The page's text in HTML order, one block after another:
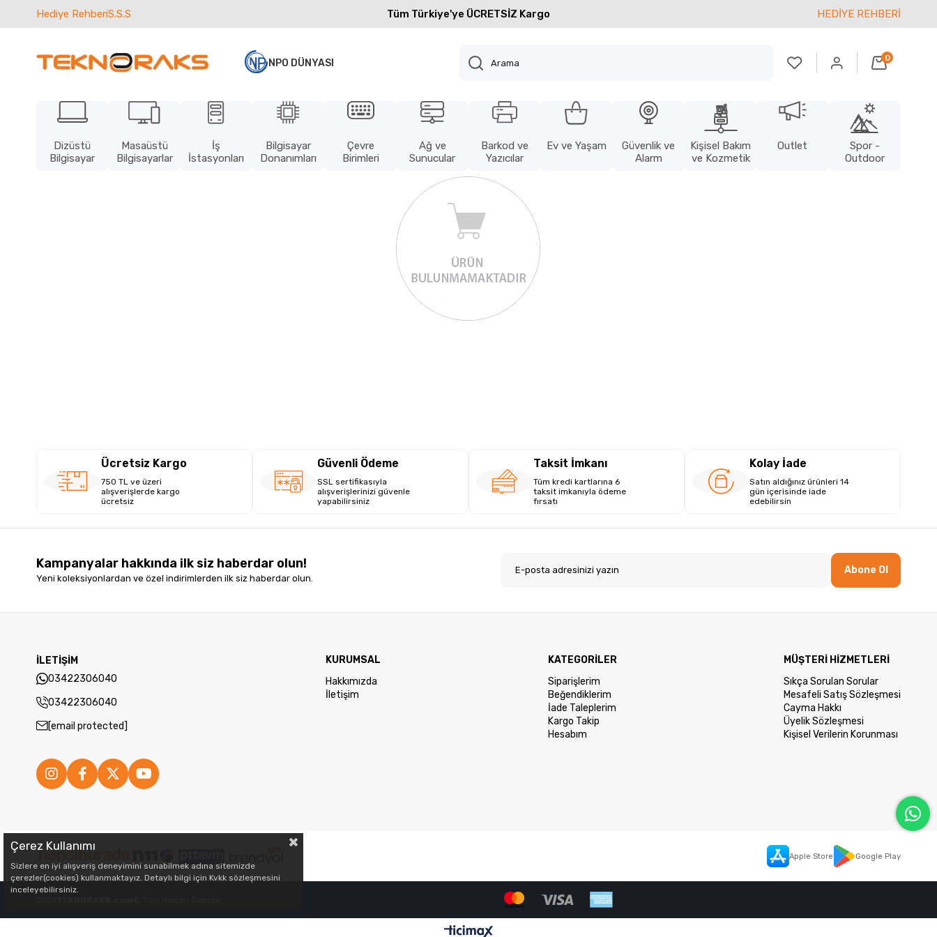
Hediye RehberiS.S.S Tüm Türkiye'ye ÜCRETSİZ Kargo HEDİYE REHBERİ
NPO DÜNYASI 0
Dizüstü
Bilgisayar
Masaüstü
Bilgisayarlar
İş
İstasyonları
Bilgisayar
Donanımları
Çevre
Birimleri
Ağ ve
Sunucular
Barkod ve
Yazıcılar
Ev ve Yaşam
Güvenlik ve
Alarm
Kişisel Bakım
ve Kozmetik
Outlet
Spor -
Outdoor
Ücretsiz Kargo
750 TL ve üzeri
alışverişlerde kargo
ücretsiz
Güvenli Ödeme
SSL sertifikasıyla
alışverişlerinizi güvenle
yapabilirsiniz
Taksit İmkanı
Tüm kredi kartlarına 6
taksit imkanıyla ödeme
fırsatı
Kolay İade
Satın aldığınız ürünleri 14
gün içerisinde iade
edebilirsin
Kampanyalar hakkında ilk siz haberdar olun!
Yeni koleksiyonlardan ve özel indirimlerden ilk siz haberdar olun.
Abone Ol
İLETİŞİM
03422306040
03422306040
[email protected]
KURUMSAL
Hakkımızda
İletişim
KATEGORİLER
Siparişlerim
Beğendiklerim
İade Taleplerim
Kargo Takip
Hesabım
MÜŞTERİ HİZMETLERİ
Sıkça Sorulan Sorular
Mesafeli Satış Sözleşmesi
Cayma Hakkı
Üyelik Sözleşmesi
Kişisel Verilerin Korunması
Apple Store Google Play
Çerez Kullanımı
Sizlere en iyi alışveriş deneyimini sunabilmek adına sitemizde
çerezler(cookies) kullanmaktayız. Detaylı bilgi için Kvkk sözleşmesini
inceleyebilirsiniz.